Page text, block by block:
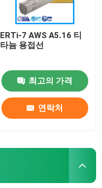
ERTi-7 AWS A5.16 티
타늄 용접선
최고의 가격
연락처